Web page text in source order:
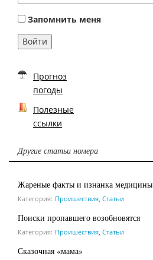
Запомнить меня
Войти
Прогноз
погоды
Полезные
ссылки
Другие статьи номера
Жареные факты и изнанка медицины
Категория: Проишествия, Статьи
Поиски пропавшего возобновятся
Категория: Проишествия, Статьи
Сказочная «мама»